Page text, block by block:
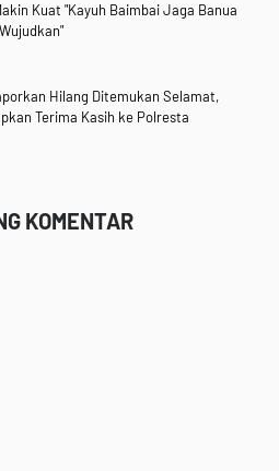
Kuat "Kayuh Baimbai Jaga Banua
Hilang Ditemukan Selamat,
Terima Kasih ke Polresta
KOMENTAR